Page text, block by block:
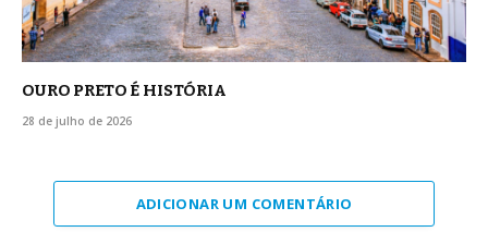
OURO PRETO É HISTÓRIA
28 de julho de 2026
ADICIONAR UM COMENTÁRIO